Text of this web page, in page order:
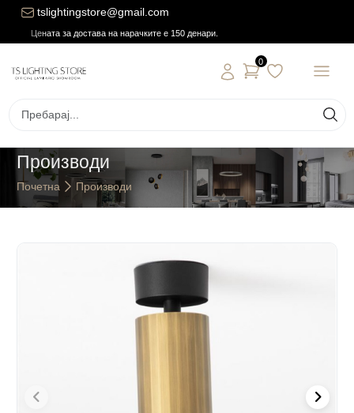
tslightingstore@gmail.com
Цената за достава на нарачките е 150 денари.
0
Производи
Почетна Производи